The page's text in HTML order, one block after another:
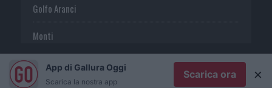
Golfo Aranci
Monti
TeltiApp di Gallura Oggi
Scarica la nostra app
Scarica ora ×